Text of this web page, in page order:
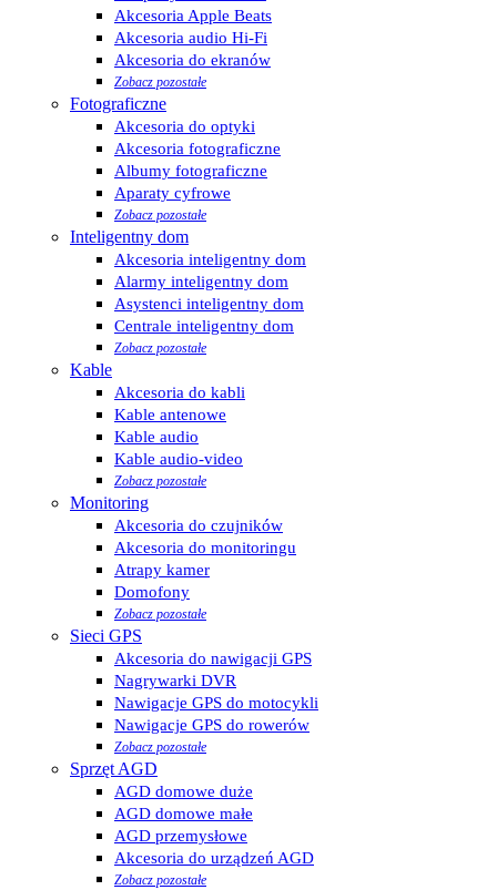
Akcesoria Apple Beats
Akcesoria audio Hi-Fi
Akcesoria do ekranów
Zobacz pozostałe
Fotograficzne
Akcesoria do optyki
Akcesoria fotograficzne
Albumy fotograficzne
Aparaty cyfrowe
Zobacz pozostałe
Inteligentny dom
Akcesoria inteligentny dom
Alarmy inteligentny dom
Asystenci inteligentny dom
Centrale inteligentny dom
Zobacz pozostałe
Kable
Akcesoria do kabli
Kable antenowe
Kable audio
Kable audio-video
Zobacz pozostałe
Monitoring
Akcesoria do czujników
Akcesoria do monitoringu
Atrapy kamer
Domofony
Zobacz pozostałe
Sieci GPS
Akcesoria do nawigacji GPS
Nagrywarki DVR
Nawigacje GPS do motocykli
Nawigacje GPS do rowerów
Zobacz pozostałe
Sprzęt AGD
AGD domowe duże
AGD domowe małe
AGD przemysłowe
Akcesoria do urządzeń AGD
Zobacz pozostałe